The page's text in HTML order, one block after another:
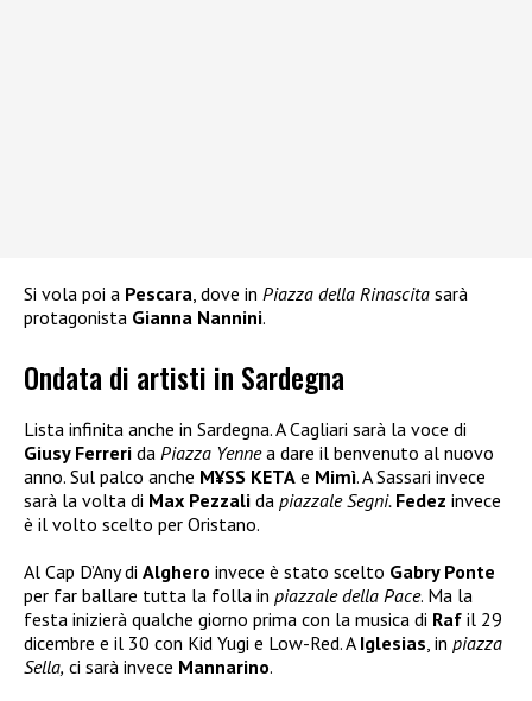
Si vola poi a Pescara , dove in Piazza della Rinascita sarà
protagonista Gianna Nannini.
Ondata di artisti in Sardegna
Lista infinita anche in Sardegna. A Cagliari sarà la voce di
Giusy Ferreri da Piazza Yennea dare il benvenuto al nuovo
anno. Sul palco anche M¥SS KETA e Mimì. A Sassari invece
sarà la volta di Max Pezzali da piazzale Segni. Fedez invece
è il volto scelto per Oristano.
Al Cap D’Any di Alghero invece è stato scelto Gabry Ponte
per far ballare tutta la folla in piazzale della Pace. Ma la
festa inizierà qualche giorno prima con la musica di Raf il 29
dicembre e il 30 con Kid Yugi e Low-Red. A Iglesias, in piazza
Sella, ci sarà invece Mannarino.